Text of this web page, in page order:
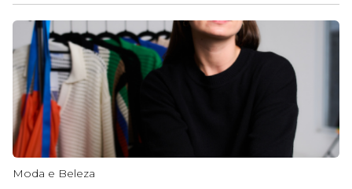
Moda e Beleza